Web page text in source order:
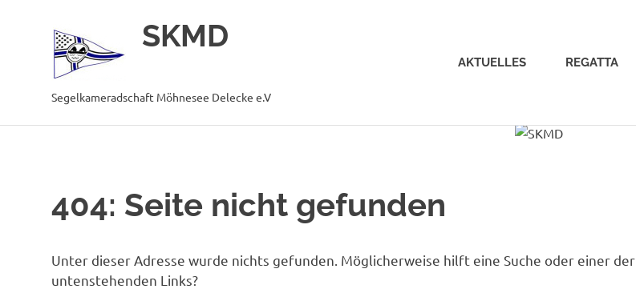
SKMD
Segelkameradschaft Möhnesee Delecke e.V
AKTUELLES REGATTA
404: Seite nicht gefunden
Unter dieser Adresse wurde nichts gefunden. Möglicherweise hilft eine Suche oder einer der
untenstehenden Links?